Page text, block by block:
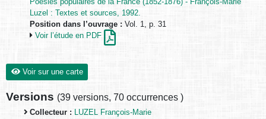
Luzel : Textes et sources, 1992.
Position dans l’ouvrage : Vol. 1, p. 31
Voir l’étude en PDF
Voir sur une carte
Versions (39 versions, 70 occurrences )
Collecteur : LUZEL François-Marie